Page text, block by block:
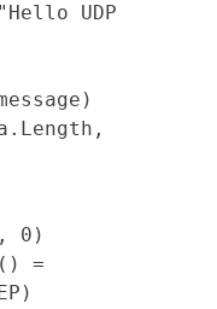
"Hello UDP
0 )
() =